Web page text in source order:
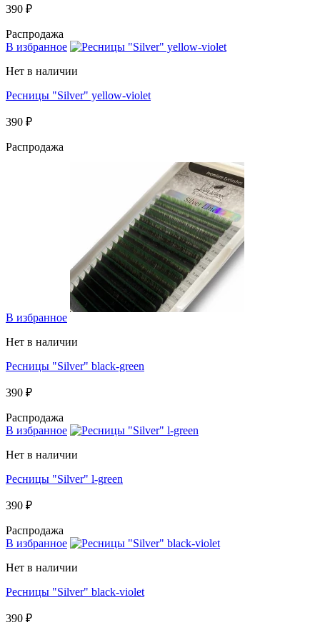
390 ₽
Распродажа
В избранное
Нет в наличии
Ресницы "Silver" yellow-violet
390 ₽
Распродажа
В избранное
Нет в наличии
Ресницы "Silver" black-green
390 ₽
Распродажа
В избранное
Нет в наличии
Ресницы "Silver" l-green
390 ₽
Распродажа
В избранное
Нет в наличии
Ресницы "Silver" black-violet
390 ₽